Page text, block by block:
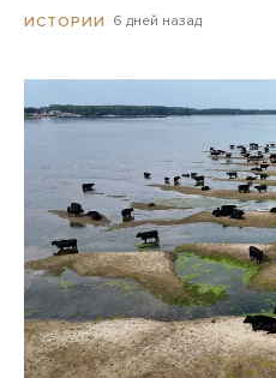
ИСТОРИИ 6 дней назад